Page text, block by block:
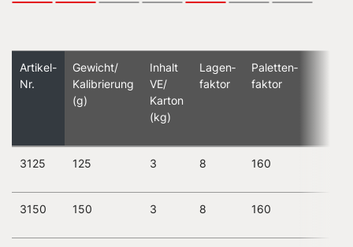
Artikel-
Nr.
Gewicht/
Kalibrierung
(g)
Inhalt
VE/
Karton
(kg)
Lagen­
faktor
Paletten­
faktor
3125 125 3 8 160
3150 150 3 8 160